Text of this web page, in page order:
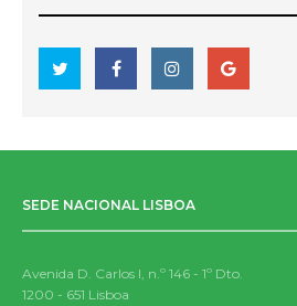
SEDE NACIONAL LISBOA
Avenida D. Carlos I, n.º 146 - 1º Dto.
1200 - 651 Lisboa